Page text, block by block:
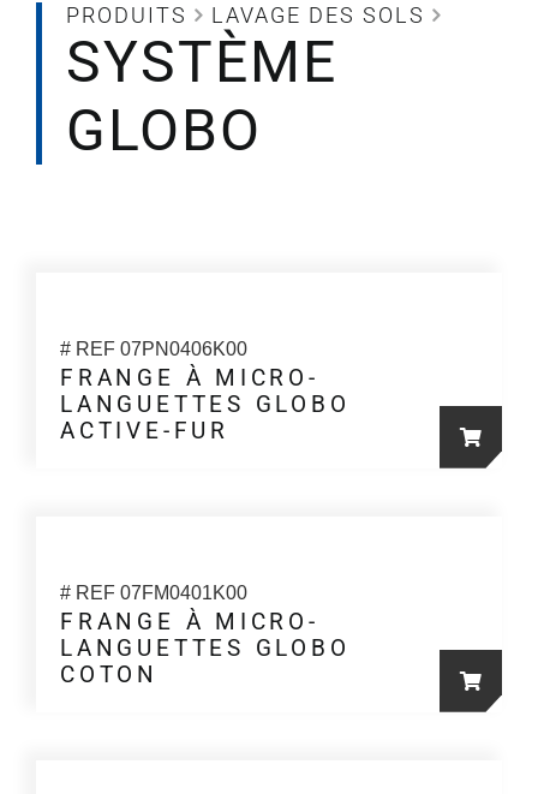
PRODUITS LAVAGE DES SOLS
SYSTÈME
GLOBO
# REF 07PN0406K00
FRANGE À MICRO-
LANGUETTES GLOBO
ACTIVE-FUR
# REF 07FM0401K00
FRANGE À MICRO-
LANGUETTES GLOBO
COTON